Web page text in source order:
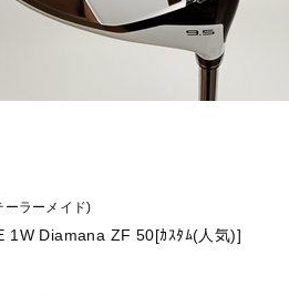
ーラーメイド)
1W Diamana ZF 50[ｶｽﾀﾑ(人気)]